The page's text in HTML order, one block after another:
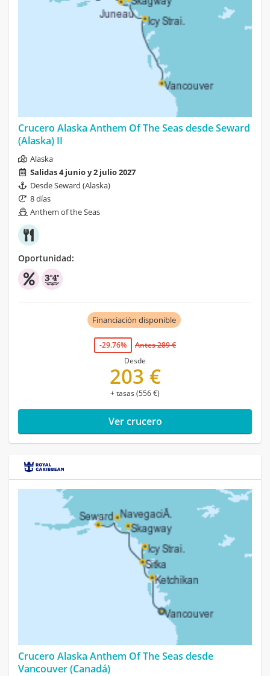
Crucero Alaska Anthem Of The Seas desde Seward
(Alaska) II
Alaska
Salidas 4 junio y 2 julio 2027
Desde Seward (Alaska)
8 días
Anthem of the Seas
Oportunidad:
Financiación disponible
-29.76%
Antes 289 €
Desde
203 €
+ tasas (556 €)
Ver crucero
Crucero Alaska Anthem Of The Seas desde
Vancouver (Canadá)